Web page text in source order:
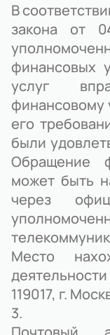
В
закона от
финансовых
услуг
финансовому
его
были
Обращение
может быть
через
Место
119017, г.
3.